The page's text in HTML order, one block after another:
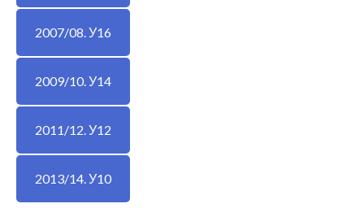
2007/08. У16
2009/10. У14
2011/12. У12
2013/14. У10